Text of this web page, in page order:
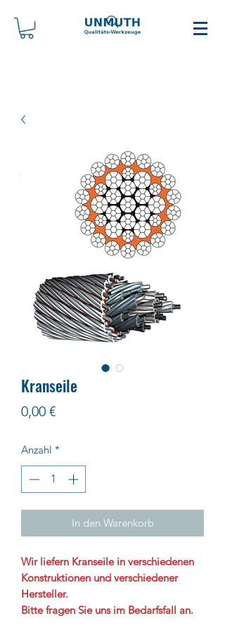
Kranseile
0,00 €Preis
Anzahl *
In den Warenkorb
Wir liefern Kranseile in verschiedenen
Konstruktionen und verschiedener
Hersteller.
Bitte fragen Sie uns im Bedarfsfall an.